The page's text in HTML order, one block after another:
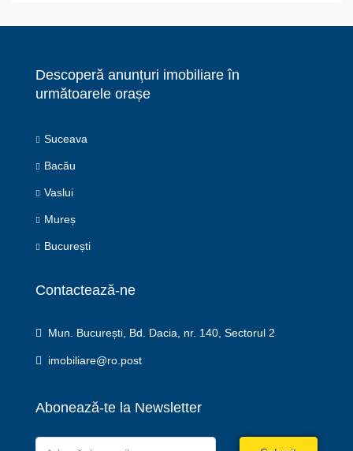
Descoperă anunțuri imobiliare în
următoarele orașe
Suceava
Bacău
Vaslui
Mureș
București
Contactează-ne
Mun. București, Bd. Dacia, nr. 140, Sectorul 2
imobiliare@ro.post
Abonează-te la Newsletter